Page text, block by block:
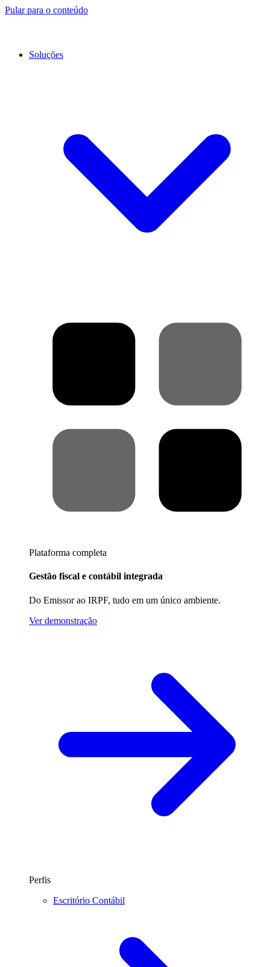
Pular para o conteúdo
Soluções
Plataforma completa
Gestão fiscal e contábil integrada
Do Emissor ao IRPF, tudo em um único ambiente.
Ver demonstração
Perfis
Escritório Contábil